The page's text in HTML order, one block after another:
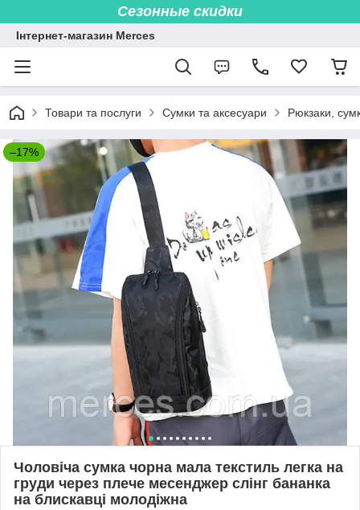
Сезонные скидки
Інтернет-магазин Merces
Товари та послуги Сумки та аксесуари Рюкзаки,
–17%
Чоловіча сумка чорна мала текстиль легка на
груди через плече месенджер слінг бананка
на блискавці молодіжна